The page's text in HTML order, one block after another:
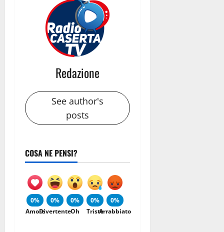
Redazione
See author's
posts
COSA NE PENSI?
0%
Amore
0%
Divertente
0%
Oh
0%
Triste
0%
Arrabbiato